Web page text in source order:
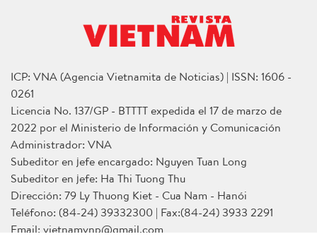
ICP: VNA (Agencia Vietnamita de Noticias) | ISSN: 1606 -
0261
Licencia No. 137/GP - BTTTT expedida el 17 de marzo de
2022 por el Ministerio de Información y Comunicación
Administrador: VNA
Subeditor en jefe encargado: Nguyen Tuan Long
Subeditor en jefe: Ha Thi Tuong Thu
Dirección: 79 Ly Thuong Kiet - Cua Nam - Hanói
Teléfono: (84-24) 39332300 | Fax:(84-24) 3933 2291
Email: vietnamvnp@gmail.com